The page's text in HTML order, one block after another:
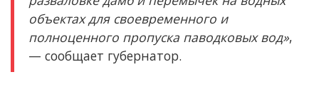
объектах для своевременного и
полноценного пропуска паводковых вод»,
— сообщает губернатор.